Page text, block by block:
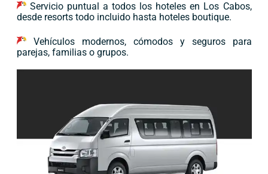
Servicio puntual a todos los hoteles en Los Cabos,
desde resorts todo incluido hasta hoteles boutique.
Vehículos modernos, cómodos y seguros para
parejas, familias o grupos.